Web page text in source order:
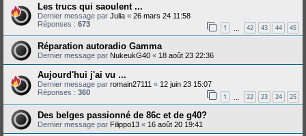
Les trucs qui saoulent ...
Dernier message par Julia « 26 mars 24 11:58
Réponses : 673 1 42 43 44 45
Réparation autoradio Gamma
Dernier message par NukeukG40 « 18 août 23 22:36
Aujourd'hui j'ai vu ...
Dernier message par romain27111 « 12 juin 23 15:07
Réponses : 360 1 22 23 24 25
Des belges passionné de 86c et de g40?
Dernier message par Filippo13 « 16 août 20 19:41